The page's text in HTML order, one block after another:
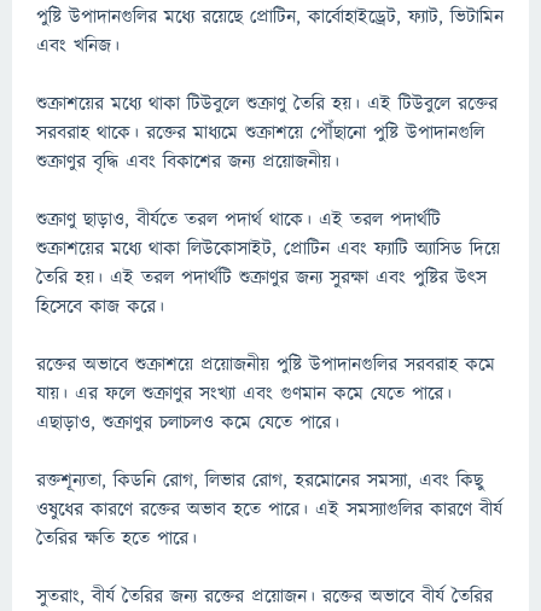
পুষ্টি উপাদানগুলির মধ্যে রয়েছে প্রোটিন, কার্বোহাইড্রেট, ফ্যাট, ভিটামিন
এবং খনিজ।
শুক্রাশয়ের মধ্যে থাকা টিউবুলে শুক্রাণু তৈরি হয়। এই টিউবুলে রক্তের
সরবরাহ থাকে। রক্তের মাধ্যমে শুক্রাশয়ে পৌঁছানো পুষ্টি উপাদানগুলি
শুক্রাণুর বৃদ্ধি এবং বিকাশের জন্য প্রয়োজনীয়।
শুক্রাণু ছাড়াও, বীর্যতে তরল পদার্থ থাকে। এই তরল পদার্থটি
শুক্রাশয়ের মধ্যে থাকা লিউকোসাইট, প্রোটিন এবং ফ্যাটি অ্যাসিড দিয়ে
তৈরি হয়। এই তরল পদার্থটি শুক্রাণুর জন্য সুরক্ষা এবং পুষ্টির উৎস
হিসেবে কাজ করে।
রক্তের অভাবে শুক্রাশয়ে প্রয়োজনীয় পুষ্টি উপাদানগুলির সরবরাহ কমে
যায়। এর ফলে শুক্রাণুর সংখ্যা এবং গুণমান কমে যেতে পারে।
এছাড়াও, শুক্রাণুর চলাচলও কমে যেতে পারে।
রক্তশূন্যতা, কিডনি রোগ, লিভার রোগ, হরমোনের সমস্যা, এবং কিছু
ওষুধের কারণে রক্তের অভাব হতে পারে। এই সমস্যাগুলির কারণে বীর্য
তৈরির ক্ষতি হতে পারে।
সুতরাং, বীর্য তৈরির জন্য রক্তের প্রয়োজন। রক্তের অভাবে বীর্য তৈরির